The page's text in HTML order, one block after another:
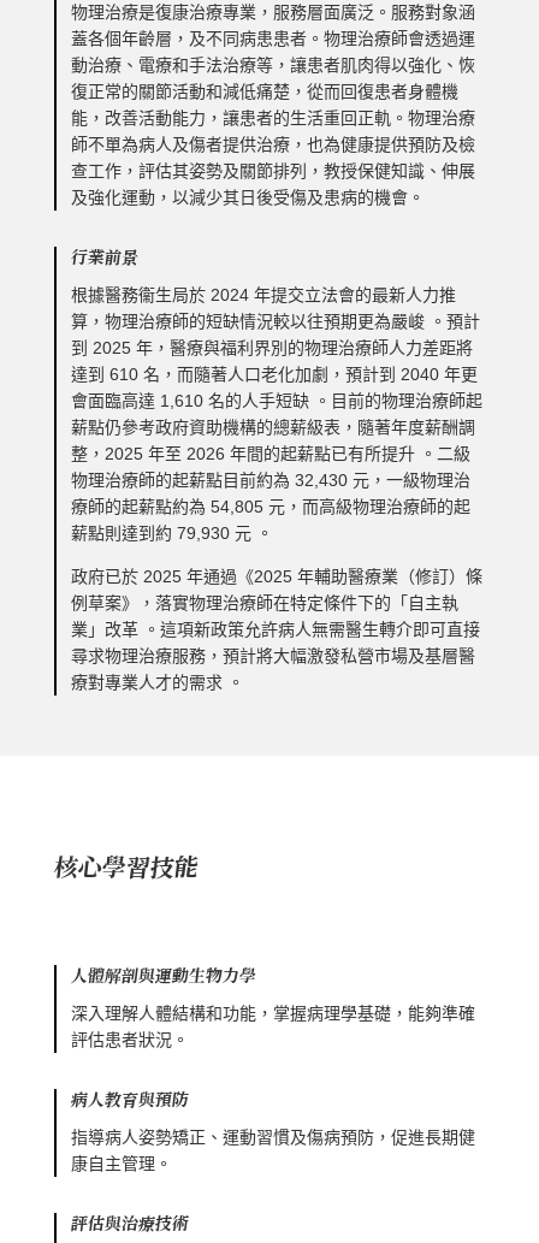
物理治療是復康治療專業，服務層面廣泛。服務對象涵
蓋各個年齡層，及不同病患患者。物理治療師會透過運
動治療、電療和手法治療等，讓患者肌肉得以強化、恢
復正常的關節活動和減低痛楚，從而回復患者身體機
能，改善活動能力，讓患者的生活重回正軌。物理治療
師不單為病人及傷者提供治療，也為健康提供預防及檢
查工作，評估其姿勢及關節排列，教授保健知識、伸展
及強化運動，以減少其日後受傷及患病的機會。
行業前景
根據醫務衞生局於 2024 年提交立法會的最新人力推
算，物理治療師的短缺情況較以往預期更為嚴峻 。預計
到 2025 年，醫療與福利界別的物理治療師人力差距將
達到 610 名，而隨著人口老化加劇，預計到 2040 年更
會面臨高達 1,610 名的人手短缺 。 目前的物理治療師起
薪點仍參考政府資助機構的總薪級表，隨著年度薪酬調
整，2025 年至 2026 年間的起薪點已有所提升 。二級
物理治療師的起薪點目前約為 32,430 元，一級物理治
療師的起薪點約為 54,805 元，而高級物理治療師的起
薪點則達到約 79,930 元 。
政府已於 2025 年通過《2025 年輔助醫療業（修訂）條
例草案》，落實物理治療師在特定條件下的「自主執
業」改革 。這項新政策允許病人無需醫生轉介即可直接
尋求物理治療服務，預計將大幅激發私營市場及基層醫
療對專業人才的需求 。
核心學習技能
人體解剖與運動生物力學
深入理解人體結構和功能，掌握病理學基礎，能夠準確
評估患者狀況。
病人教育與預防
指導病人姿勢矯正、運動習慣及傷病預防，促進長期健
康自主管理。
評估與治療技術